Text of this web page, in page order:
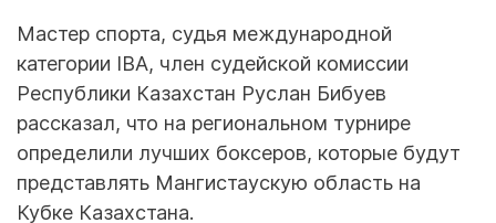
Мастер спорта, судья международной
категории IBA, член судейской комиссии
Республики Казахстан Руслан Бибуев
рассказал, что на региональном турнире
определили лучших боксеров, которые будут
представлять Мангистаускую область на
Кубке Казахстана.